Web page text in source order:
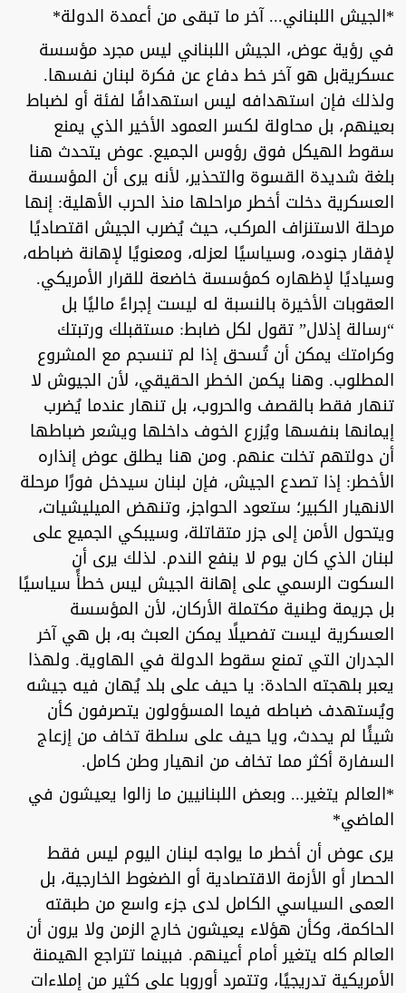
*الجيش اللبناني... آخر ما تبقى من أعمدة الدولة*
في رؤية عوض، الجيش اللبناني ليس مجرد مؤسسة
عسكريةبل هو آخر خط دفاع عن فكرة لبنان نفسها.
ولذلك فإن استهدافه ليس استهدافًا لفئة أو لضباط
بعينهم، بل محاولة لكسر العمود الأخير الذي يمنع
سقوط الهيكل فوق رؤوس الجميع. عوض يتحدث هنا
بلغة شديدة القسوة والتحذير، لأنه يرى أن المؤسسة
العسكرية دخلت أخطر مراحلها منذ الحرب الأهلية: إنها
مرحلة الاستنزاف المركب، حيث يُضرب الجيش اقتصاديًا
لإفقار جنوده، وسياسيًا لعزله، ومعنويًا لإهانة ضباطه،
وسياديًا لإظهاره كمؤسسة خاضعة للقرار الأمريكي.
العقوبات الأخيرة بالنسبة له ليست إجراءً ماليًا بل
“رسالة إذلال” تقول لكل ضابط: مستقبلك ورتبتك
وكرامتك يمكن أن تُسحق إذا لم تنسجم مع المشروع
المطلوب. وهنا يكمن الخطر الحقيقي، لأن الجيوش لا
تنهار فقط بالقصف والحروب، بل تنهار عندما يُضرب
إيمانها بنفسها ويُزرع الخوف داخلها ويشعر ضباطها
أن دولتهم تخلت عنهم. ومن هنا يطلق عوض إنذاره
الأخطر: إذا تصدع الجيش، فإن لبنان سيدخل فورًا مرحلة
الانهيار الكبير؛ ستعود الحواجز، وتنهض الميليشيات،
ويتحول الأمن إلى جزر متقاتلة، وسيبكي الجميع على
لبنان الذي كان يوم لا ينفع الندم. لذلك يرى أن
السكوت الرسمي على إهانة الجيش ليس خطأً سياسيًا
بل جريمة وطنية مكتملة الأركان، لأن المؤسسة
العسكرية ليست تفصيلًا يمكن العبث به، بل هي آخر
الجدران التي تمنع سقوط الدولة في الهاوية. ولهذا
يعبر بلهجته الحادة: يا حيف على بلد يُهان فيه جيشه
ويُستهدف ضباطه فيما المسؤولون يتصرفون كأن
شيئًا لم يحدث، ويا حيف على سلطة تخاف من إزعاج
السفارة أكثر مما تخاف من انهيار وطن كامل.
*العالم يتغير... وبعض اللبنانيين ما زالوا يعيشون في
الماضي*
يرى عوض أن أخطر ما يواجه لبنان اليوم ليس فقط
الحصار أو الأزمة الاقتصادية أو الضغوط الخارجية، بل
العمى السياسي الكامل لدى جزء واسع من طبقته
الحاكمة، وكأن هؤلاء يعيشون خارج الزمن ولا يرون أن
العالم كله يتغير أمام أعينهم. فبينما تتراجع الهيمنة
الأمريكية تدريجيًا، وتتمرد أوروبا على كثير من إملاءات